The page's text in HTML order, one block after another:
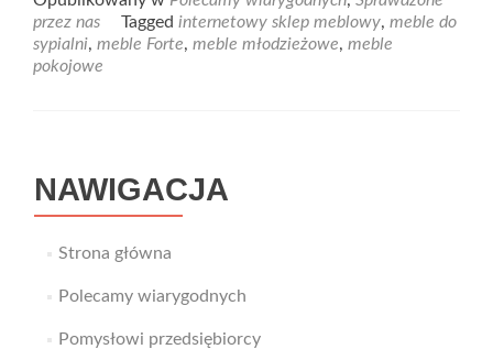
about
Polacy
coraz
przez nas
Tagged internetowy sklep meblowy, meble do
sypialni, meble Forte, meble młodzieżowe, meble
pokojowe
NAWIGACJA
Strona główna
Polecamy wiarygodnych
Pomysłowi przedsiębiorcy